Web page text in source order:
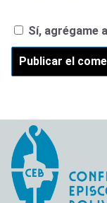
Sí, agrégame